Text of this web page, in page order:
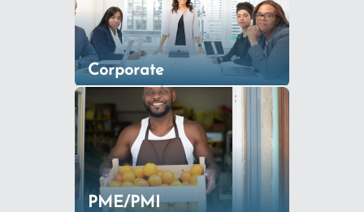
Corporate
PME/PMI